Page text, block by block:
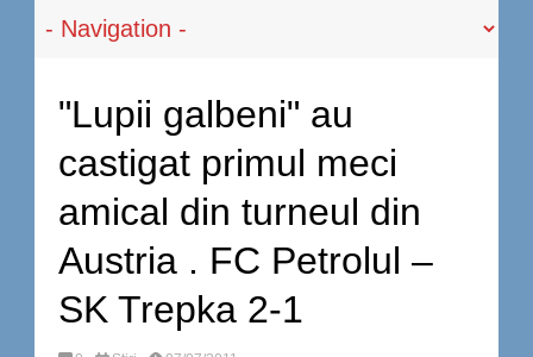
"Lupii galbeni" au
castigat primul meci
amical din turneul din
Austria . FC Petrolul –
SK Trepka 2-1